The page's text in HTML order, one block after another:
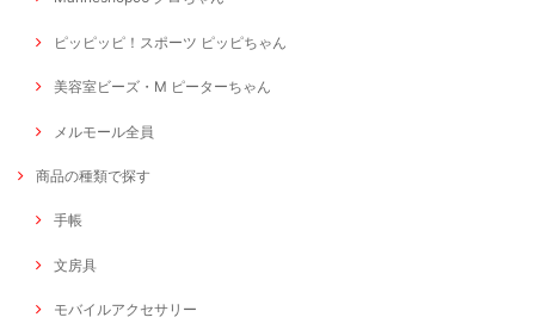
ピッピッピ！スポーツ ピッピちゃん
美容室ビーズ・M ピーターちゃん
メルモール全員
商品の種類で探す
手帳
文房具
モバイルアクセサリー